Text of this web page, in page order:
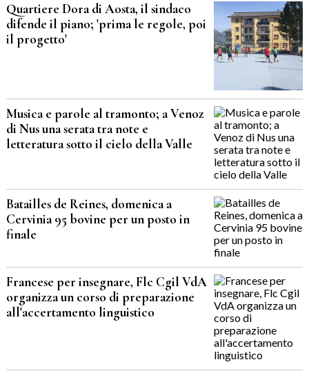
Quartiere Dora di Aosta, il sindaco
difende il piano; 'prima le regole, poi
il progetto'
Musica e parole al tramonto; a Venoz
di Nus una serata tra note e
letteratura sotto il cielo della Valle
Batailles de Reines, domenica a
Cervinia 95 bovine per un posto in
finale
Francese per insegnare, Flc Cgil VdA
organizza un corso di preparazione
all'accertamento linguistico